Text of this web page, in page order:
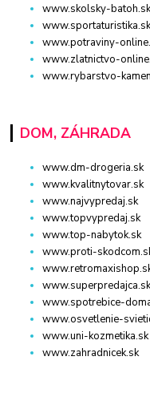
www.skolsky-
www.potraviny-
www.zlatnictvo-
www.rybarstvo-
DOM, ZÁHRADA
www.dm-drogeria.sk
www.kvalitnytovar.sk
www.najvypredaj.sk
www.topvypredaj.sk
www.top-nabytok.sk
www.proti-
www.spotrebice-
www.osvetlenie-
www.uni-kozmetika.sk
www.zahradnicek.sk